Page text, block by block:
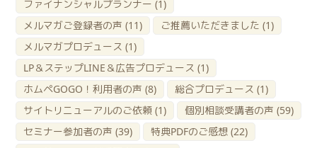
ファイナンシャルプランナー (1)
メルマガご登録者の声 (11) ご推薦いただきました (1)
メルマガプロデュース (1)
LP＆ステップLINE＆広告プロデュース (1)
ホムペGOGO！利用者の声 (8) 総合プロデュース (1)
サイトリニューアルのご依頼 (1) 個別相談受講者の声 (59)
セミナー参加者の声 (39) 特典PDFのご感想 (22)